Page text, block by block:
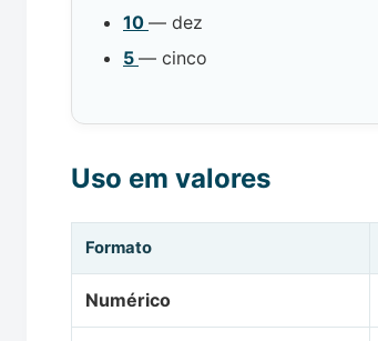
10 — dez
5 — cinco
Uso em valores
Formato
Numérico